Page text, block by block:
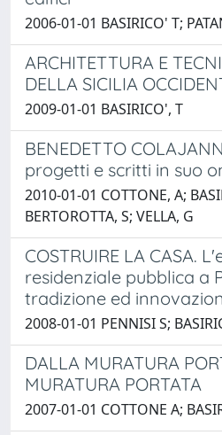
2006-01-01 BASIRICO' T;
ARCHITETTURA E
DELLA SICILIA
2009-01-01 BASIRICO', T
BENEDETTO
progetti e scritti in suo
2010-01-01 COTTONE, A;
BERTOROTTA, S; VELLA, G
COSTRUIRE LA CASA.
residenziale pubblica a
tradizione ed
2008-01-01 PENNISI S;
DALLA MURATURA
MURATURA PORTATA
2007-01-01 COTTONE A;